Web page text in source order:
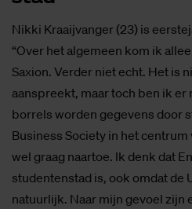
Nikki Kraaijvanger (23) is
“Over het algemeen kom ik
Saxion. Verder niet echt. Het is
aanspreekt, maar toch ben ik er
borrels worden gegevens door
Business Society in het centrum
wel graag naartoe. Ik denk dat
studentenstad is, ook omdat de
natuurlijk. Naar mijn gevoel zijn